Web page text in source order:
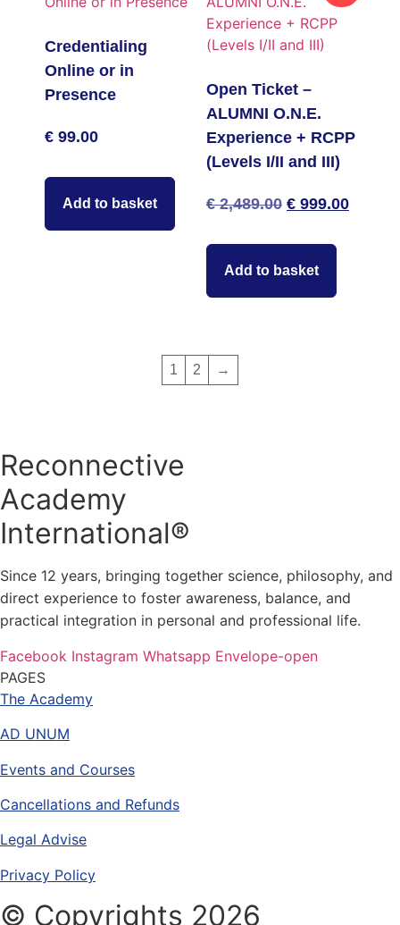
Credentialing
Online or in
Presence
€ 99.00
Add to basket
Open Ticket –
ALUMNI O.N.E.
Experience + RCPP
(Levels I/II and III)
€2,489.00 Original
was:
€999.00
Add to basket
1 2 →
Reconnective
Academy
International®
Since 12 years, bringing together science, philosophy, and
direct experience to foster awareness, balance, and
practical integration in personal and professional life.
Facebook Instagram Whatsapp Envelope-open
PAGES
The Academy
AD UNUM
Events and Courses
Cancellations and Refunds
Legal Advise
Privacy Policy
© Copyrights 2026